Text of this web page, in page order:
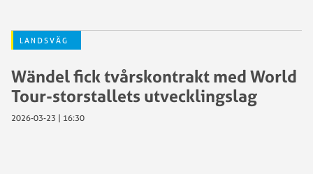
LANDSVÄG
Wändel fick tvårskontrakt med World
Tour-storstallets utvecklingslag
2026-03-23 | 16:30